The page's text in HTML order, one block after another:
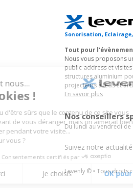
Sonorisation,
Tout pour
Nous vous proposons
public-address et
structures aluminium
projecteurs à leds et
En savoir plus
Nos conseillers
du lundi au vendredi
Suivez notre
Levenly © • Tous droits